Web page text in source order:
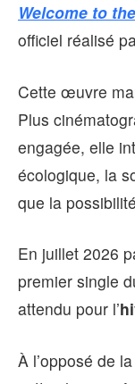
Welcome to
officiel réalisé
Cette œuvre
Plus
engagée, elle
écologique, la
que la
En juillet 2026
premier single
attendu pour l’
À l’opposé de